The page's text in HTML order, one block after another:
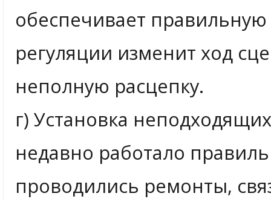
обеспечивает
регуляции изменит ход
неполную расцепку.
г) Установка
недавно работало
проводились ремонты,